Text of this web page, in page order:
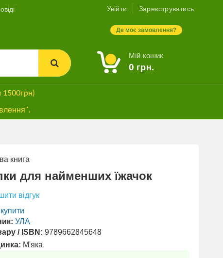
Увійти Зареєструватись
Де моє замовлення?
Мій кошик
0 грн.
1500грн)
книга
для найменших їжачок
відгук
купити
УЛА
/ ISBN: 9789662845648
М'яка